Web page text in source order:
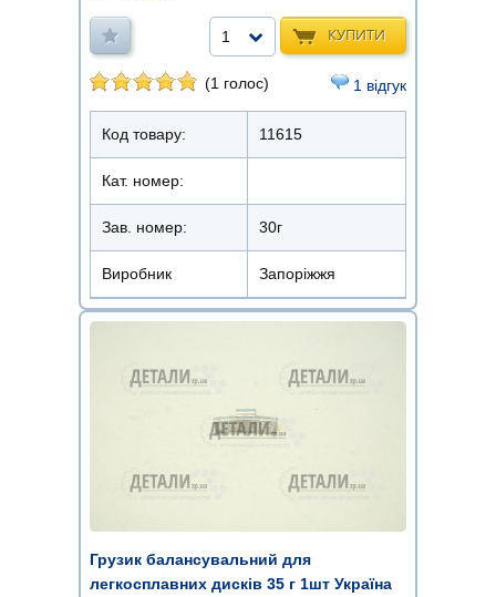
КУПИТИ
1
(1 голос) 1 відгук
Код товару: 11615
Кат. номер:
Зав. номер: 30г
Виробник Запоріжжя
Грузик балансувальний для
легкосплавних дисків 35 г 1шт Україна